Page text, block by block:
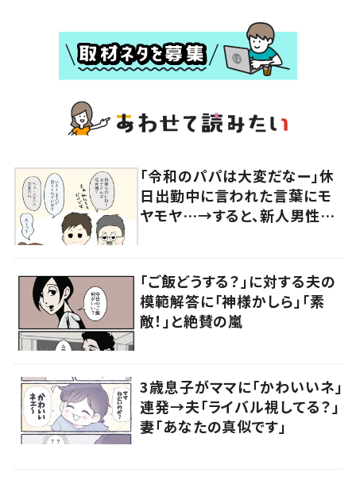
「令和のパパは大変だなー」休
日出勤中に言われた言葉にモ
ヤモヤ…→すると、新人男性社
「ご飯どうする？」に対する夫の
模範解答に「神様かしら」「素
敵！」と絶賛の嵐
3歳息子がママに「かわいいネ」
連発→夫「ライバル視してる？」
妻「あなたの真似です」